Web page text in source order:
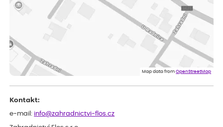
velice dobře prospívají
Jarda
Dobrý den, byli jsme spokojeni
Eshop, objednání bylo v pořádku, žádný problém. Jen jsem byla
smutná z dodávky jedné kytky, která nebyla v nejlepší kondici a i
Map data fromOpenStreetMap
Kontakt:
e-mail: info@zahradnictvi-flos.cz